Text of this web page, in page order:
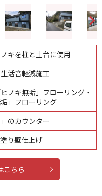
キを柱と土台に使用
活音軽減施工
ノキ無垢」フローリング・
垢」フローリング
のカウンター
り壁仕上げ
こちら